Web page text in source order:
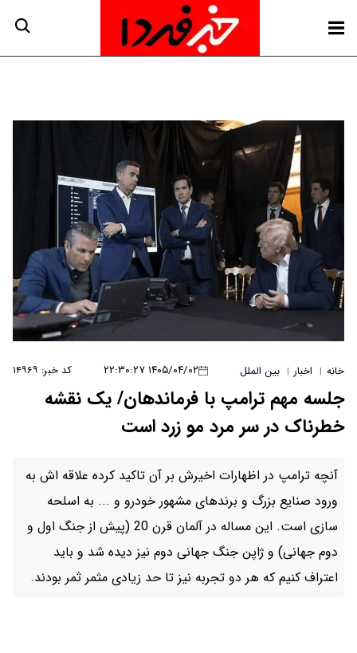
خانه | اخبار | بین الملل ۱۴۰۵/۰۴/۰۲ ۲۲:۳۰:۲۷ کد خبر: ۱۴۹۶۹
جلسه مهم ترامپ با فرماندهان/ یک نقشه
خطرناک در سر مرد مو زرد است
آنچه ترامپ در اظهارات اخیرش بر آن تاکید کرده علاقه اش به
ورود صنایع بزرگ و برندهای مشهور خودرو و ... به اسلحه
سازی است. این مساله در آلمان قرن 20 (پیش از جنگ اول و
دوم جهانی) و ژاپن جنگ جهانی دوم نیز دیده شد و باید
اعتراف کنیم که هر دو تجربه نیز تا حد زیادی مثمر ثمر بودند.